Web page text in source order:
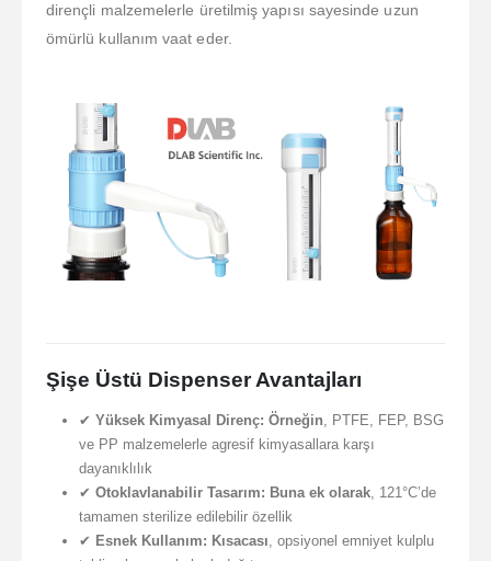
dirençli malzemelerle üretilmiş yapısı sayesinde uzun
ömürlü kullanım vaat eder.
Şişe Üstü Dispenser Avantajları
✔ Yüksek Kimyasal Direnç: Örneğin, PTFE, FEP, BSG
ve PP malzemelerle agresif kimyasallara karşı
dayanıklılık
✔ Otoklavlanabilir Tasarım: Buna ek olarak, 121°C’de
tamamen sterilize edilebilir özellik
✔ Esnek Kullanım: Kısacası, opsiyonel emniyet kulplu